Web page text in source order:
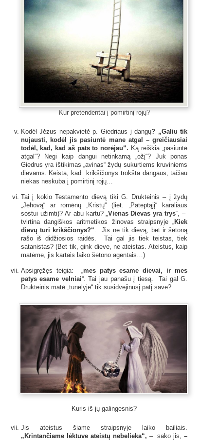
Kur pretendentai į pomirtinį rojų?
Kodėl Jėzus nepakvietė p. Giedriaus į dangų? „Galiu tik
nujausti, kodėl jis pasiuntė mane atgal – greičiausiai
todėl, kad, kad aš pats to norėjau“. Ką reiškia „pasiuntė
atgal“? Negi kaip dangui netinkamą „ožį“? Juk ponas
Giedrus yra ištikimas „avinas“ žydų sukurtiems kruviniems
dievams. Keista, kad krikščionys trokšta dangaus, tačiau
niekas neskuba į pomirtinį rojų…
Tai į kokio Testamento dievą tiki G. Drukteinis – į žydų
„Jehovą“ ar romėnų „Kristų“ (liet. „Pateptąjį“ karaliaus
sostui užimti)? Ar abu kartu? „Vienas Dievas yra trys“, –
tvirtina dangiškos aritmetikos žinovas straipsnyje „Kiek
dievų turi krikščionys?“. Jis ne tik dievą, bet ir šėtoną
rašo iš didžiosios raidės. Tai gal jis tiek teistas, tiek
satanistas? (Bet tik, gink dieve, ne ateistas. Ateistus, kaip
matėme, jis kartais laiko šėtono agentais…)
Apsigręžęs teigia: „mes patys esame dievai, ir mes
patys esame velniai“. Tai jau panašu į tiesą. Tai gal G.
Drukteinis matė „tunelyje“ tik susidvejinusį patį save?
Kuris iš jų galingesnis?
Jis ateistus šiame straipsnyje laiko bailiais.
„Krintančiame lėktuve ateistų nebelieka“, – sako jis, –